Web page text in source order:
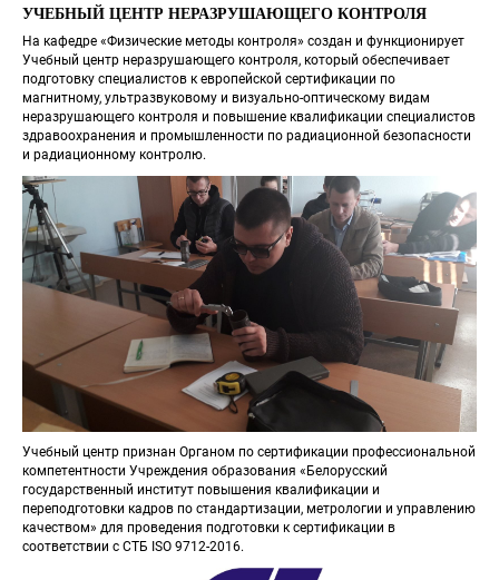
УЧЕБНЫЙ ЦЕНТР НЕРАЗРУШАЮЩЕГО КОНТРОЛЯ
На кафедре «Физические методы контроля» создан и функционирует
Учебный центр неразрушающего контроля, который обеспечивает
подготовку специалистов к европейской сертификации по
магнитному, ультразвуковому и визуально-оптическому видам
неразрушающего контроля и повышение квалификации специалистов
здравоохранения и промышленности по радиационной безопасности
и радиационному контролю.
Учебный центр признан Органом по сертификации профессиональной
компетентности Учреждения образования «Белорусский
государственный институт повышения квалификации и
переподготовки кадров по стандартизации, метрологии и управлению
качеством» для проведения подготовки к сертификации в
соответствии с СТБ ISO 9712-2016.